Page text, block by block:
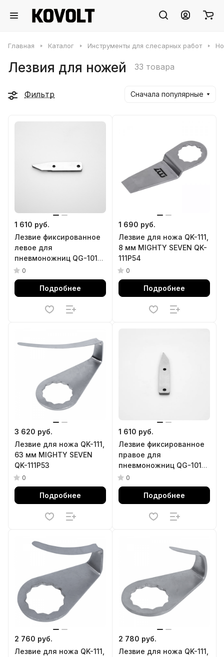
Главная Каталог Инструменты для слесарных работ
Лезвия для ножей 33 товара
Фильтр Сначала популярные
1 610 руб.
Лезвие фиксированное
левое для
пневмоножниц QG-101
MIGHTY SEVEN QG-
102P39
0
Подробнее
1 690 руб.
Лезвие для ножа QK-111,
8 мм MIGHTY SEVEN QK-
111P54
0
Подробнее
3 620 руб.
Лезвие для ножа QK-111,
63 мм MIGHTY SEVEN
QK-111P53
0
Подробнее
1 610 руб.
Лезвие фиксированное
правое для
пневмоножниц QG-101
MIGHTY SEVEN QG-
102P42
0
Подробнее
2 760 руб.
Лезвие для ножа QK-111,
2 780 руб.
Лезвие для ножа QK-111,